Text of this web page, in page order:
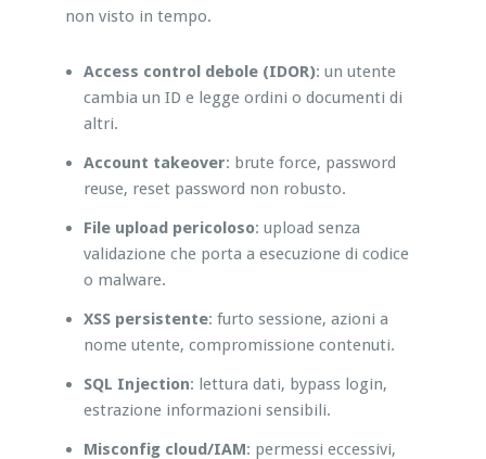
non visto in tempo.
Access control debole (IDOR): un utente
cambia un ID e legge ordini o documenti di
altri.
Account takeover: brute force, password
reuse, reset password non robusto.
File upload pericoloso: upload senza
validazione che porta a esecuzione di codice
o malware.
XSS persistente: furto sessione, azioni a
nome utente, compromissione contenuti.
SQL Injection: lettura dati, bypass login,
estrazione informazioni sensibili.
Misconfig cloud/IAM: permessi eccessivi,